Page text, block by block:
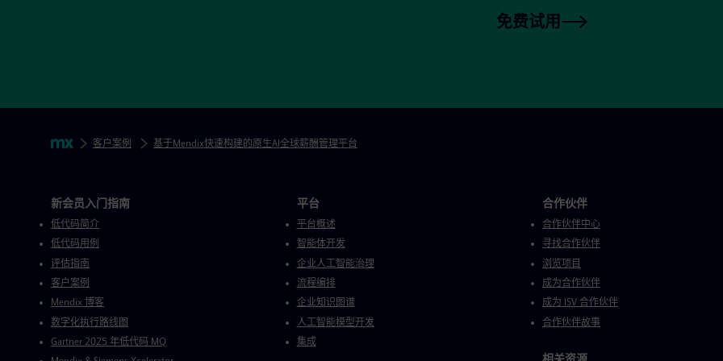
免费试用
面包糠 Mendix客户案例 基于Mendix快速构建的原生AI全球薪酬管理平台
Mendix 目录
新会员入门指南
低代码简介
低代码用例
评估指南
客户案例
Mendix 博客
数字化执行路线图
Gartner 2025 年低代码 MQ
平台
平台概述
智能体开发
企业人工智能治理
流程编排
企业知识图谱
人工智能模型开发
集成
合作伙伴
合作伙伴中心
寻找合作伙伴
浏览项目
成为合作伙伴
成为 ISV 合作伙伴
合作伙伴故事